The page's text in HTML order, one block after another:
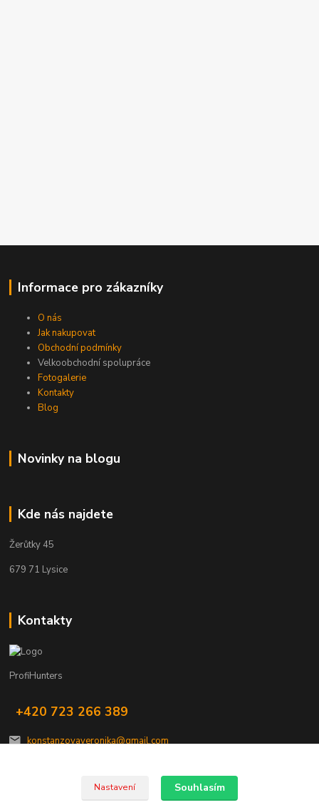
Informace pro zákazníky
O nás
Jak nakupovat
Obchodní podmínky
Velkoobchodní spolupráce
Fotogalerie
Kontakty
Blog
Novinky na blogu
Kde nás najdete
Žerůtky 45
679 71 Lysice
Kontakty
ProfiHunters
+420 723 266 389
konstanzovaveronika@gmail.com
Nastavení Souhlasím